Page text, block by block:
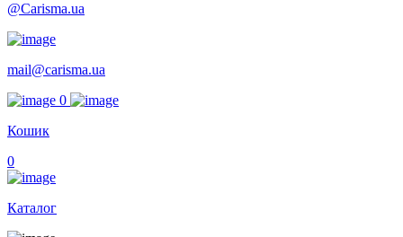
@Carisma.ua
mail@carisma.ua
0
Кошик
0
Каталог